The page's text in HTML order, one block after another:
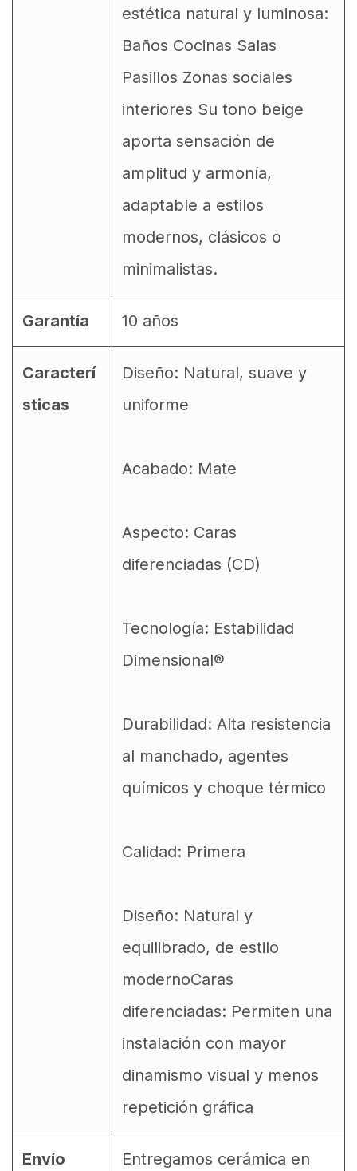
estética natural y luminosa:
Baños Cocinas Salas
Pasillos Zonas sociales
interiores Su tono beige
aporta sensación de
amplitud y armonía,
adaptable a estilos
modernos, clásicos o
minimalistas.
Garantía 10 años
Caracterí
sticas
Diseño: Natural, suave y
uniforme
Acabado: Mate
Aspecto: Caras
diferenciadas (CD)
Tecnología: Estabilidad
Dimensional®
Durabilidad: Alta resistencia
al manchado, agentes
químicos y choque térmico
Calidad: Primera
Diseño: Natural y
equilibrado, de estilo
modernoCaras
diferenciadas: Permiten una
instalación con mayor
dinamismo visual y menos
repetición gráfica
Envío
Entregamos cerámica en